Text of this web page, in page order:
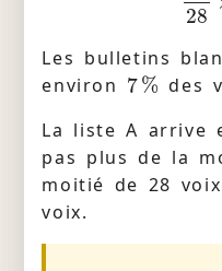
Les bulletins
environ
7%
des
La liste A arrive
pas plus de la
moitié de 28
voix.